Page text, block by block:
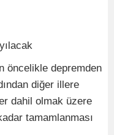
öncelikle depremden
diğer illere
dahil olmak üzere
tamamlanması